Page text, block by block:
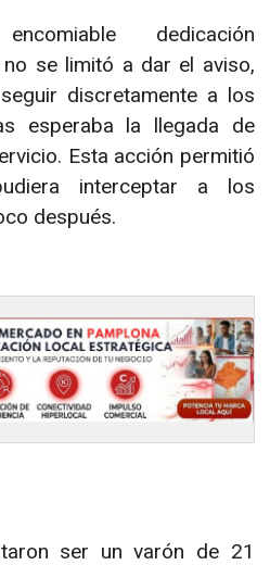
dedicación
se limitó a dar el aviso,
discretamente a los
esperaba la llegada de
Esta acción permitió
interceptar a los
después.
ser un varón de 21